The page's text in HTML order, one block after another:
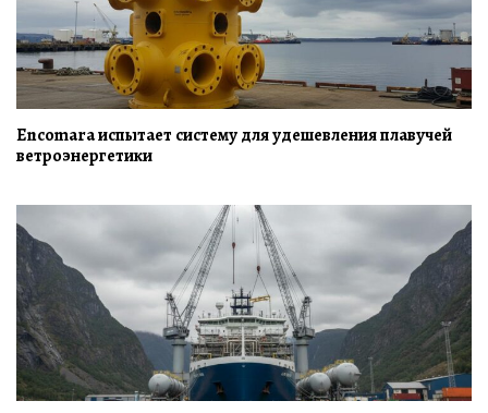
Encomara испытает систему для удешевления плавучей
ветроэнергетики